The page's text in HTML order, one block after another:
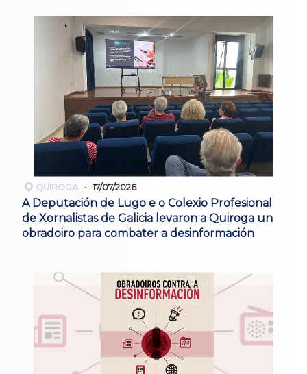
QUIROGA 17/07/2026
A Deputación de Lugo e o Colexio Profesional
de Xornalistas de Galicia levaron a Quiroga un
obradoiro para combater a desinformación